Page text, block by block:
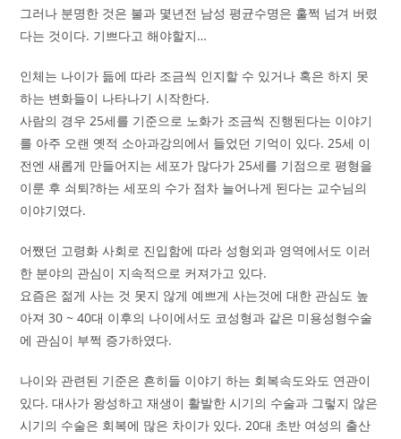
그러나 분명한 것은 불과 몇년전 남성 평균수명은 훌쩍 넘겨 버렸
다는 것이다. 기쁘다고 해야할지…
인체는 나이가 듦에 따라 조금씩 인지할 수 있거나 혹은 하지 못
하는 변화들이 나타나기 시작한다.
사람의 경우 25세를 기준으로 노화가 조금씩 진행된다는 이야기
를 아주 오랜 옛적 소아과강의에서 들었던 기억이 있다. 25세 이
전엔 새롭게 만들어지는 세포가 많다가 25세를 기점으로 평형을
이룬 후 쇠퇴?하는 세포의 수가 점차 늘어나게 된다는 교수님의
이야기였다.
어쨌던 고령화 사회로 진입함에 따라 성형외과 영역에서도 이러
한 분야의 관심이 지속적으로 커져가고 있다.
요즘은 젊게 사는 것 못지 않게 예쁘게 사는것에 대한 관심도 높
아져 30 ~ 40대 이후의 나이에서도 코성형과 같은 미용성형수술
에 관심이 부쩍 증가하였다.
나이와 관련된 기준은 흔히들 이야기 하는 회복속도와도 연관이
있다. 대사가 왕성하고 재생이 활발한 시기의 수술과 그렇지 않은
시기의 수술은 회복에 많은 차이가 있다. 20대 초반 여성의 출산